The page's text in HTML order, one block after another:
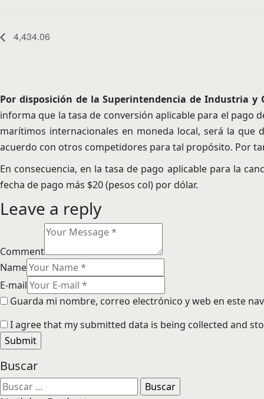
4,434.06
Por disposición de la Superintendencia de Industria y
informa que la tasa de conversión aplicable para el pago
marítimos internacionales en moneda local, será la
acuerdo con otros competidores para tal propósito. Por
En consecuencia, en la tasa de pago aplicable para la
fecha de pago más $20 (pesos col) por dólar.
Leave a reply
Comment
Name
E-mail
Guarda mi nombre, correo electrónico y web en este
I agree that my submitted data is being collected and
Buscar
Buscar: